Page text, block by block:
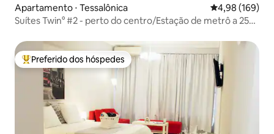
Apartamento ⋅ Tessalônica 4,98 de uma
4,98 (169)
Suítes Twin° #2 - perto do centro/Estação de metrô a 250
Entre os melhores preferidos dos hóspedes
Preferido dos hóspedes